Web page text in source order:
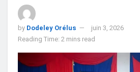
by Dodeley Orélus
juin 3, 2026
Reading Time: 2 mins read